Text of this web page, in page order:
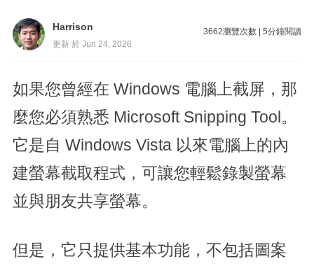
Harrison
更新 於 Jun 24, 2026
3662瀏覽次數 |5分鐘閱讀
如果您曾經在 Windows 電腦上截屏，那
麼您必須熟悉 Microsoft Snipping Tool。
它是自 Windows Vista 以來電腦上的內
建螢幕截取程式，可讓您輕鬆錄製螢幕
並與朋友共享螢幕。
但是，它只提供基本功能，不包括圖案